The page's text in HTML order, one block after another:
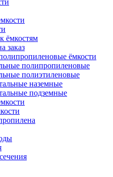
ёмкостям
заказ
ёмкости
полипропиленовые
полиэтиленовые
наземные
подземные